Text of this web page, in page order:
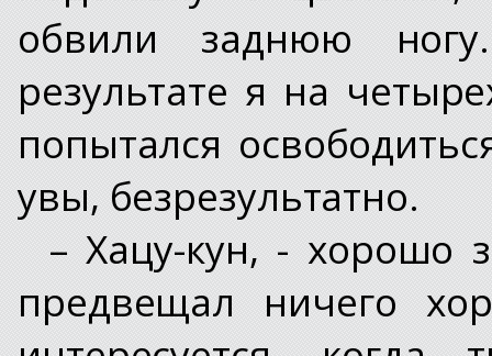
обвили заднюю
результате я на
попытался
увы, безрезультатно.
– Хацу-кун, - хорошо
предвещал ничего